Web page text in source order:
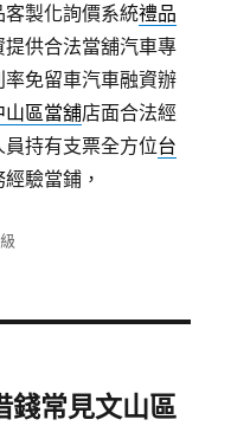
製化詢價系統禮品
供合法當舖汽車專
免留車汽車融資辦
山區當舖店面合法經
持有支票全方位台
驗當鋪，
錢常見文山區